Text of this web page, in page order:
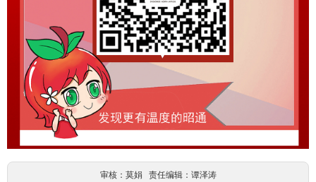
审核：莫娟 责任编辑：谭泽涛